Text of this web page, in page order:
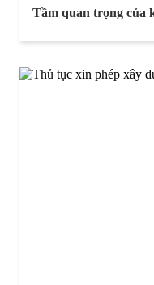
Tầm quan trọng của